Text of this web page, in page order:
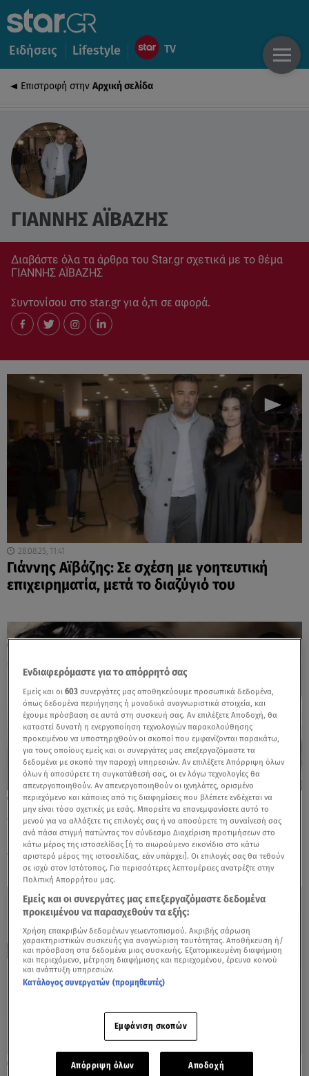
Ειδήσεις Lifestyle
Επιστροφή στην Αρχική σελίδα
ΓΙΑΝΝΗΣ ΑΪΒΑΖΗΣ
Διαβάστε όλα τα άρθρα του Star.gr σχετικά με το θέμα
ΓΙΑΝΝΗΣ ΑΪΒΑΖΗΣ
Συντονίσου στο star.gr για ό,τι σε αφορά.
28.08.25, 11:41
Γιάννης Αϊβάζης: Σε σχέση με γοητευτική
επιχειρηματία, μετά το διαζύγιό του
22.07.25, 17:31
Μαρία Κορινθίου: Πραγματοποίησε την
υπόσχεση που έδωσε στη Μαρία
Μαγδαληνή
Ενδιαφερόμαστε για το απόρρητό σας
Εμείς και οι603 συνεργάτες μας αποθηκεύουμε προσωπικά δεδομένα,
όπως δεδομένα περιήγησης ή μοναδικά αναγνωριστικά στοιχεία, και
έχουμε πρόσβαση σε αυτά στη συσκευή σας. Αν επιλέξετε Αποδοχή, θα
καταστεί δυνατή η ενεργοποίηση τεχνολογιών παρακολούθησης
προκειμένου να υποστηριχθούν οι σκοποί που εμφανίζονται παρακάτω,
για τους οποίους εμείς και οι συνεργάτες μας επεξεργαζόμαστε τα
δεδομένα με σκοπό την παροχή υπηρεσιών. Αν επιλέξετε Απόρριψη όλων
όλων ή αποσύρετε τη συγκατάθεσή σας, οι εν λόγω τεχνολογίες θα
απενεργοποιηθούν. Αν απενεργοποιηθούν οι ιχνηλάτες, ορισμένο
περιεχόμενο και κάποιες από τις διαφημίσεις που βλέπετε ενδέχεται να
μην είναι τόσο σχετικές με εσάς. Μπορείτε να επανεμφανίσετε αυτό το
μενού για να αλλάξετε τις επιλογές σας ή να αποσύρετε τη συναίνεσή σας
ανά πάσα στιγμή πατώντας τον σύνδεσμο Διαχείριση προτιμήσεων στο
κάτω μέρος της ιστοσελίδας [ή το αιωρούμενο εικονίδιο στο κάτω
αριστερό μέρος της ιστοσελίδας, εάν υπάρχει]. Οι επιλογές σας θα τεθούν
σε ισχύ στον Ιστότοπος. Για περισσότερες λεπτομέρειες ανατρέξτε στην
Πολιτική Απορρήτου μας.
Εμείς και οι συνεργάτες μας επεξεργαζόμαστε δεδομένα
προκειμένου να παρασχεθούν τα εξής:
Χρήση επακριβών δεδομένων γεωεντοπισμού. Ακριβής σάρωση
χαρακτηριστικών συσκευής για αναγνώριση ταυτότητας. Αποθήκευση ή/
και πρόσβαση στα δεδομένα μιας συσκευής. Εξατομικευμένη διαφήμιση
και περιεχόμενο, μέτρηση διαφήμισης και περιεχομένου, έρευνα κοινού
και ανάπτυξη υπηρεσιών.
Κατάλογος συνεργατών (προμηθευτές)
Εμφάνιση σκοπών
Απόρριψη όλων Αποδοχή